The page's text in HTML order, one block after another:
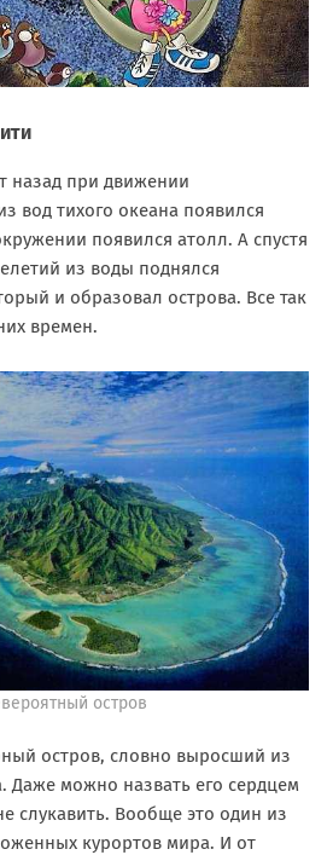
назад при движении
вод тихого океана появился
появился атолл. А спустя
из воды поднялся
и образовал острова. Все так
времен.
остров
остров, словно выросший из
Даже можно назвать его сердцем
слукавить. Вообще это один из
курортов мира. И от